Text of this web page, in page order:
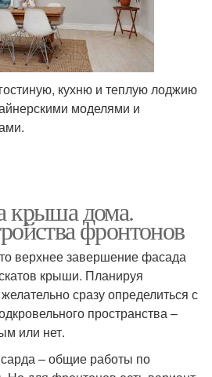
кухню и теплую лоджию
моделями и
крыша дома.
фронтонов
верхнее завершение фасада
крыши. Планируя
сразу определиться с
пространства –
или нет.
– общие работы по